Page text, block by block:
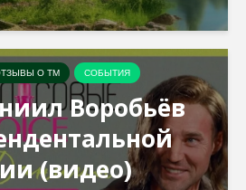
О ТМ СОБЫТИЯ
Воробьёв
(видео)